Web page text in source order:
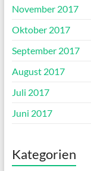
November 2017
Oktober 2017
September 2017
August 2017
Juli 2017
Juni 2017
Kategorien